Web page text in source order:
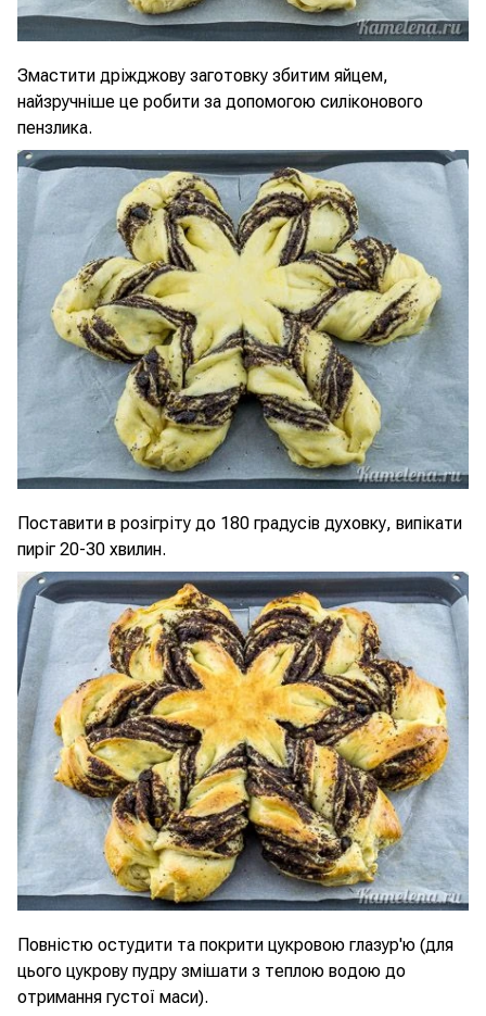
Змастити дріжджову заготовку збитим яйцем,
найзручніше це робити за допомогою силіконового
пензлика.
Поставити в розігріту до 180 градусів духовку, випікати
пиріг 20-30 хвилин.
Повністю остудити та покрити цукровою глазур'ю (для
цього цукрову пудру змішати з теплою водою до
отримання густої маси).